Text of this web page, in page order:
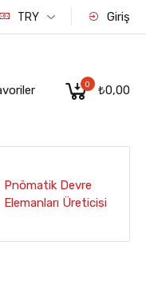
TRY Giriş
0 ₺0,00
Pnömatik Devre
Elemanları Üreticisi